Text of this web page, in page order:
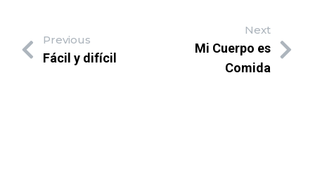
Previous
Fácil y difícil
Next
Mi Cuerpo es
Comida